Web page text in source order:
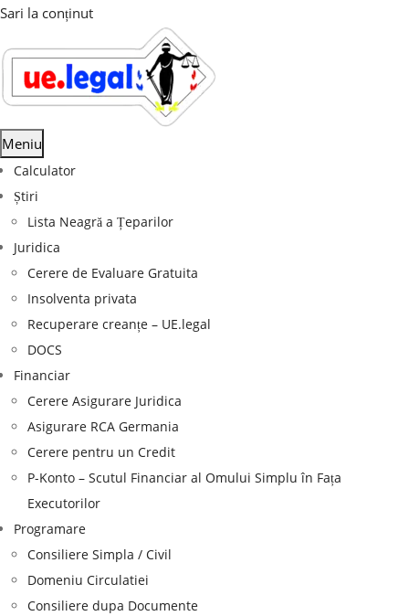
Sari la conținut
Meniu
Calculator
Știri
Lista Neagră a Țeparilor
Juridica
Cerere de Evaluare Gratuita
Insolventa privata
Recuperare creanțe – UE.legal
DOCS
Financiar
Cerere Asigurare Juridica
Asigurare RCA Germania
Cerere pentru un Credit
P-Konto – Scutul Financiar al Omului Simplu în Fața
Executorilor
Programare
Consiliere Simpla / Civil
Domeniu Circulatiei
Consiliere dupa Documente